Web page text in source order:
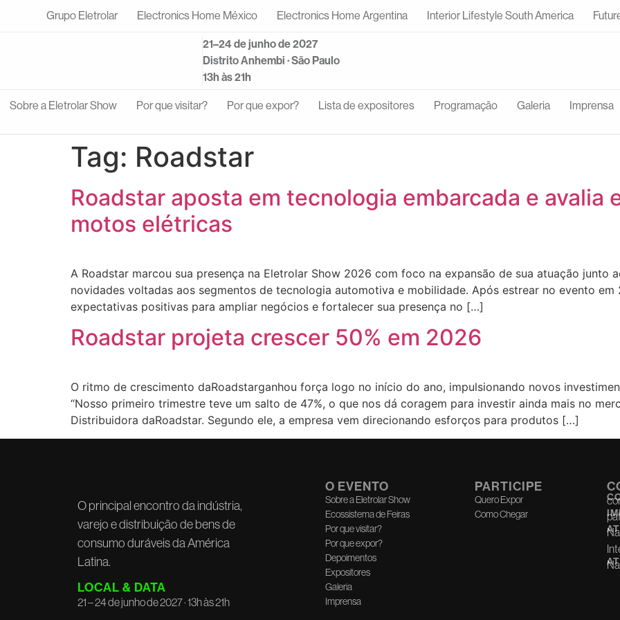
Grupo Eletrolar Electronics Home México Electronics Home Argentina Interior Lifestyle South America
21–24 de junho de 2027
Distrito Anhembi · São Paulo
13h às 21h
Sobre a Eletrolar Show Por que visitar? Por que expor? Lista de expositores Programação Galeria Imprensa
Tag: Roadstar
Roadstar aposta em tecnologia embarcada e avalia
motos elétricas
A Roadstar marcou sua presença na Eletrolar Show 2026 com foco na expansão de sua atuação junto
novidades voltadas aos segmentos de tecnologia automotiva e mobilidade. Após estrear no evento
expectativas positivas para ampliar negócios e fortalecer sua presença no […]
Roadstar projeta crescer 50% em 2026
O ritmo de crescimento daRoadstarganhou força logo no início do ano, impulsionando novos
“Nosso primeiro trimestre teve um salto de 47%, o que nos dá coragem para investir ainda mais no
Distribuidora daRoadstar. Segundo ele, a empresa vem direcionando esforços para produtos […]
O principal encontro da indústria,
varejo e distribuição de bens de
consumo duráveis da América
Latina.
LOCAL & DATA
21 – 24 de junho de 2027 · 13h às 21h
O EVENTO
Sobre a Eletrolar Show
Ecossistema de Feiras
Por que visitar?
Por que expor?
Depoimentos
Expositores
Galeria
Imprensa
PARTICIPE
Quero Expor
Como Chegar